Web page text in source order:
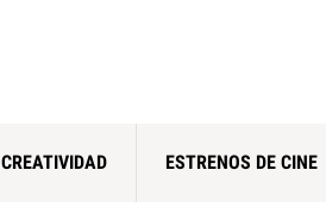
CREATIVIDAD ESTRENOS DE CINE